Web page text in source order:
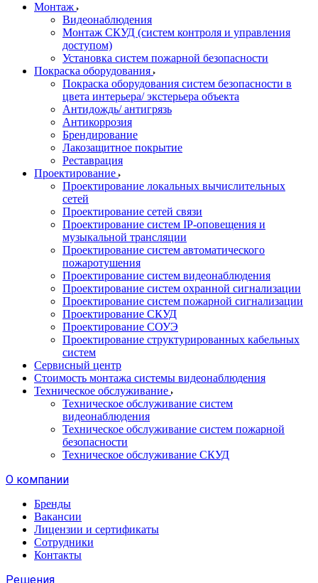
Монтаж
Видеонаблюдения
Монтаж СКУД (систем контроля и управления
доступом)
Установка систем пожарной безопасности
Покраска оборудования
Покраска оборудования систем безопасности в
цвета интерьера/ экстерьера объекта
Антидождь/ антигрязь
Антикоррозия
Брендирование
Лакозащитное покрытие
Реставрация
Проектирование
Проектирование локальных вычислительных
сетей
Проектирование сетей связи
Проектирование систем IP-оповещения и
музыкальной трансляции
Проектирование систем автоматического
пожаротушения
Проектирование систем видеонаблюдения
Проектирование систем охранной сигнализации
Проектирование систем пожарной сигнализации
Проектирование СКУД
Проектирование СОУЭ
Проектирование структурированных кабельных
систем
Сервисный центр
Стоимость монтажа системы видеонаблюдения
Техническое обслуживание
Техническое обслуживание систем
видеонаблюдения
Техническое обслуживание систем пожарной
безопасности
Техническое обслуживание СКУД
О компании
Бренды
Вакансии
Лицензии и сертификаты
Сотрудники
Контакты
Решения